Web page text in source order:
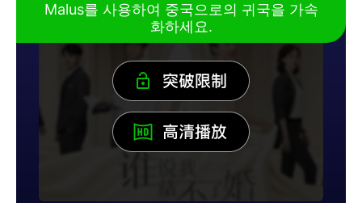
Malus를 사용하여 중국으로의 귀국을 가속
화하세요.